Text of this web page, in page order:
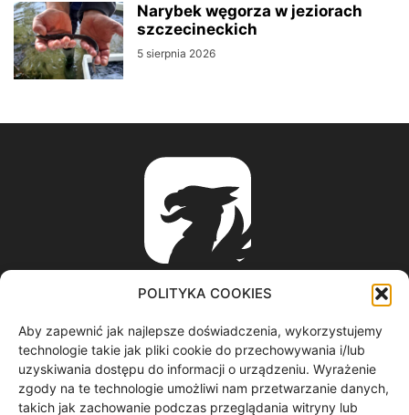
POLITYKA COOKIES
Aby zapewnić jak najlepsze doświadczenia, wykorzystujemy
technologie takie jak pliki cookie do przechowywania i/lub
uzyskiwania dostępu do informacji o urządzeniu. Wyrażenie
zgody na te technologie umożliwi nam przetwarzanie danych,
takich jak zachowanie podczas przeglądania witryny lub
Narybek węgorza w jeziorach
szczecineckich
5 sierpnia 2026
ABOUT US
informacje z regionu / nagrania filmowe / produkcja video /
spoty reklamowe / materiały graficzne